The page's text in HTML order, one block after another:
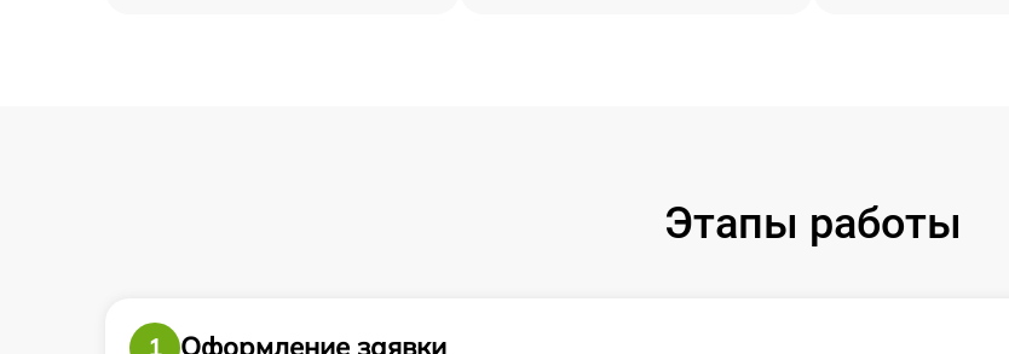
Этапы работы
1
Оформление заявки